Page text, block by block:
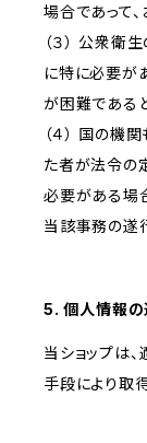
場合であって
（３） 公衆衛
に特に必要が
が困難である
（４） 国の機
た者が法令の
必要がある場
当該事務の遂
5. 個人情報
当ショップは
手段により取